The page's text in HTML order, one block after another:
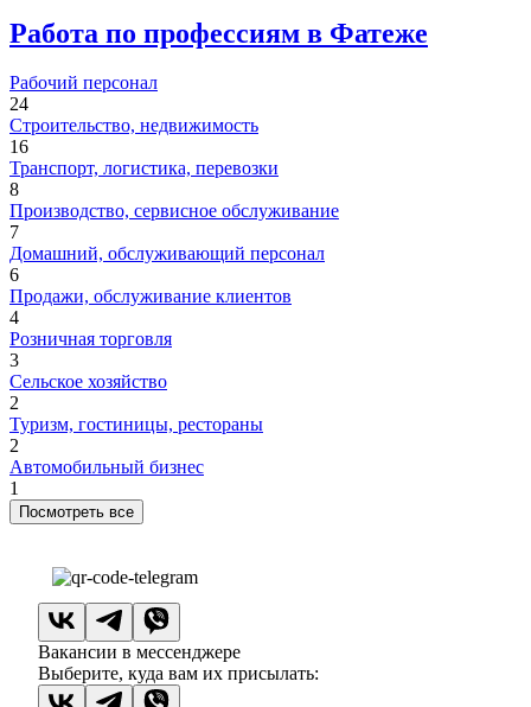
Работа по профессиям в Фатеже
Рабочий персонал
24
Строительство, недвижимость
16
Транспорт, логистика, перевозки
8
Производство, сервисное обслуживание
7
Домашний, обслуживающий персонал
6
Продажи, обслуживание клиентов
4
Розничная торговля
3
Сельское хозяйство
2
Туризм, гостиницы, рестораны
2
Автомобильный бизнес
1
Посмотреть все
Вакансии в мессенджере
Выберите, куда вам их присылать: